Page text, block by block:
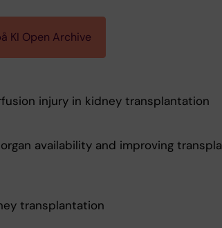
KI Open Archive
injury in kidney transplantation
availability and improving
transplantation